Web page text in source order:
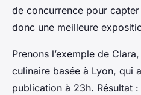
de concurrence pour
donc une meilleure
Prenons l’exemple de
culinaire basée à Lyon, qui
publication à 23h. Résultat